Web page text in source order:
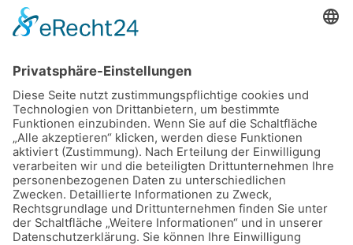
02205 - 898349
buero@hospizdienst-roesrath.de
Home
Datenschutz
Impressum
Mitmachen
Satzung
Mitglied werden